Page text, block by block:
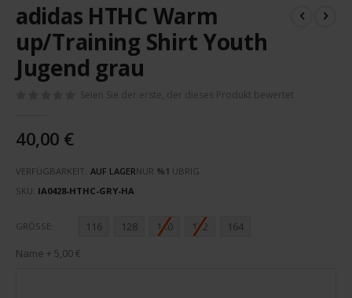
Anfang
der
Bildergalerie
springen
adidas HTHC Warm
up/Training Shirt Youth
Jugend grau
Seien Sie der erste, der dieses Produkt bewertet
40,00 €
VERFÜGBARKEIT: AUF LAGERNUR %1 ÜBRIG
SKU IA0428-HTHC-GRY-HA
GRÖSSE 116 128 140 152
164
Name + 5,00 €